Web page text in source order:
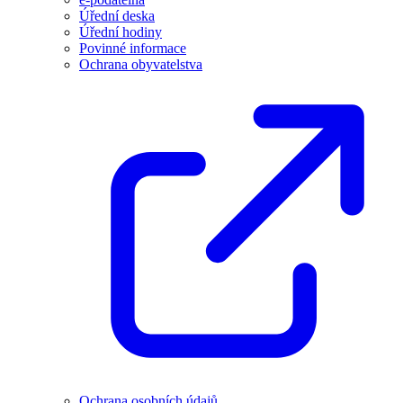
Úřední deska
Úřední hodiny
Povinné informace
Ochrana obyvatelstva